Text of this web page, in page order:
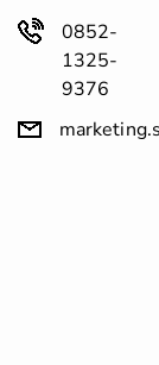
0852-
1325-
9376